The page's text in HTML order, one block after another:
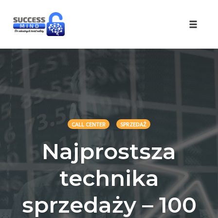
content
CALL CENTER SPRZEDAŻ
Najprostsza
technika
sprzedaży – 100